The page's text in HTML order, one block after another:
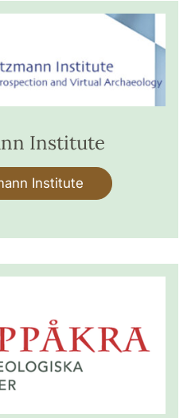
Institute
Institute